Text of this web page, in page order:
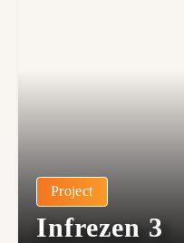
Project
Infrezen 3